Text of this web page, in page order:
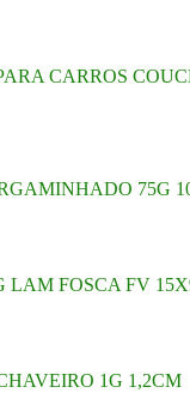
CARROS
75G
LAM FOSCA FV
1G 1,2CM